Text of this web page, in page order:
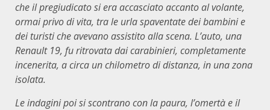
che il pregiudicato sieraaccasciato accanto al volante,
ormai privo di vita, tra le urla spaventate dei bambini e
dei turisti che avevano assistito alla scena. L’auto, una
Renault 19, fu ritrovata dai carabinieri, completamente
incenerita, a circa un chilometro di distanza, in una zona
isolata.
Le indaginipoisi scontrano con la paura, l’omertàe il